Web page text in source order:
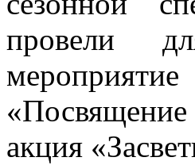
провели
акция